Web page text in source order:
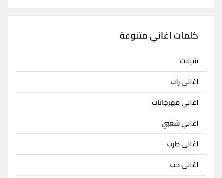
كلمات اغاني متنوعة
شيلات
اغاني راب
اغاني مهرجانات
اغاني شعبي
اغاني طرب
اغاني حب